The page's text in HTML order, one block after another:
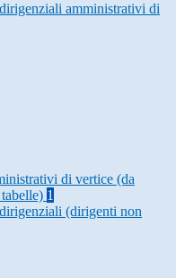
amministrativi di
di vertice (da
1
(dirigenti non